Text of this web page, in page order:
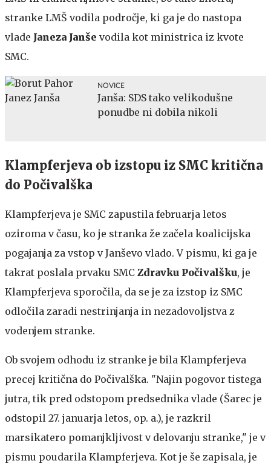
stranke LMŠ vodila področje, ki ga je do nastopa
vlade Janeza Janše vodila kot ministrica iz kvote
SMC.
NOVICE
Janša: SDS tako velikodušne
ponudbe ni dobila nikoli
Klampferjeva ob izstopu iz SMC kritična
do Počivalška
Klampferjeva je SMC zapustila februarja letos
oziroma v času, ko je stranka že začela koalicijska
pogajanja za vstop v Janševo vlado. V pismu, ki ga je
takrat poslala prvaku SMC Zdravku Počivalšku, je
Klampferjeva sporočila, da se je za izstop iz SMC
odločila zaradi nestrinjanja in nezadovoljstva z
vodenjem stranke.
Ob svojem odhodu iz stranke je bila Klampferjeva
precej kritična do Počivalška. "Najin pogovor tistega
jutra, tik pred odstopom predsednika vlade (Šarec je
odstopil 27. januarja letos, op. a.), je razkril
marsikatero pomanjkljivost v delovanju stranke," je v
pismu poudarila Klampferjeva. Kot je še zapisala, je